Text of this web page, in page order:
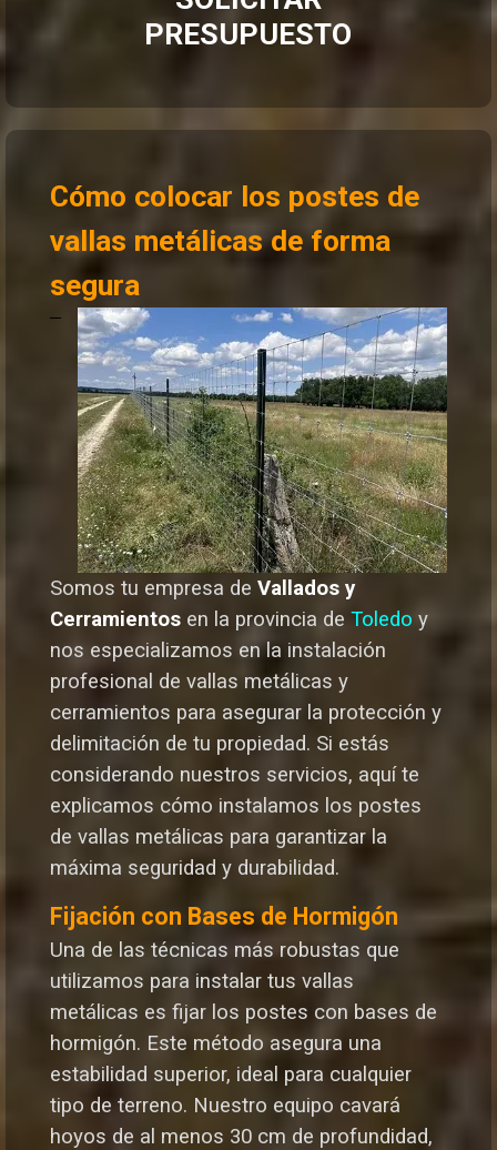
PRESUPUESTO
Cómo colocar los postes de
vallas metálicas de forma
segura
Somos tu empresa de Vallados y
Cerramientos en la provincia de Toledo y
nos especializamos en la instalación
profesional de vallas metálicas y
cerramientos para asegurar la protección y
delimitación de tu propiedad. Si estás
considerando nuestros servicios, aquí te
explicamos cómo instalamos los postes
de vallas metálicas para garantizar la
máxima seguridad y durabilidad.
Fijación con Bases de Hormigón
Una de las técnicas más robustas que
utilizamos para instalar tus vallas
metálicas es fijar los postes con bases de
hormigón. Este método asegura una
estabilidad superior, ideal para cualquier
tipo de terreno. Nuestro equipo cavará
hoyos de al menos 30 cm de profundidad,